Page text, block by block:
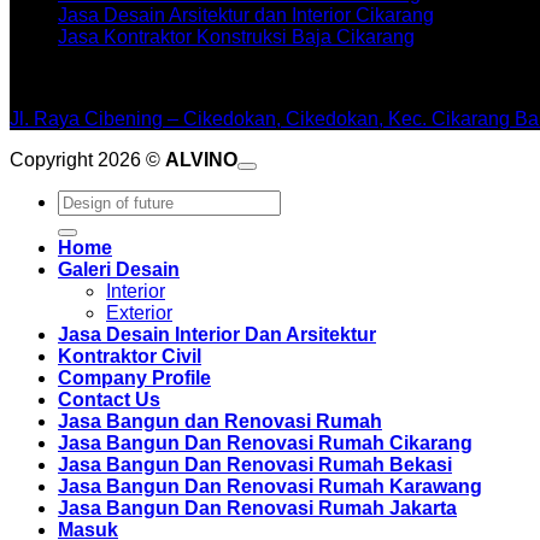
Jasa Desain Arsitektur dan Interior Cikarang
Jasa Kontraktor Konstruksi Baja Cikarang
Jl. Raya Cibening – Cikedokan, Cikedokan, Kec. Cikarang
Copyright 2026 © ALVINO
Pencarian
untuk:
Home
Galeri Desain
Interior
Exterior
Jasa Desain Interior Dan Arsitektur
Kontraktor Civil
Company Profile
Contact Us
Jasa Bangun dan Renovasi Rumah
Jasa Bangun Dan Renovasi Rumah Cikarang
Jasa Bangun Dan Renovasi Rumah Bekasi
Jasa Bangun Dan Renovasi Rumah Karawang
Jasa Bangun Dan Renovasi Rumah Jakarta
Masuk